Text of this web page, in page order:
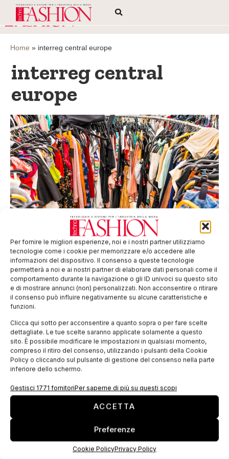
Per fornire le migliori esperienze, noi e i nostri partner utilizziamo
tecnologie come i cookie per memorizzare e/o accedere alle
informazioni del dispositivo. Il consenso a queste tecnologie
permetterà a noi e ai nostri partner di elaborare dati personali come il
comportamento durante la navigazione o gli ID univoci su questo sito
e di mostrare annunci (non) personalizzati. Non acconsentire o ritirare
il consenso può influire negativamente su alcune caratteristiche e
funzioni.
Clicca qui sotto per acconsentire a quanto sopra o per fare scelte
dettagliate. Le tue scelte saranno applicate solamente a questo
sito. È possibile modificare le impostazioni in qualsiasi momento,
compreso il ritiro del consenso, utilizzando i pulsanti della Cookie
Policy o cliccando sul pulsante di gestione del consenso nella parte
inferiore dello schermo.
Gestisci 1771 fornitoriPer saperne di più su questi scopi
ACCETTA
Preferenze
Cookie PolicyPrivacy Policy
Home » interreg central europe
interreg central
europe
Progetti di cooperazione per un Tessile
sostenibile e circolare
Tra le principali sfide di oggi c’è la riduzione dell’impatto
ambientale dei processi manifatturieri e il Tessile è tra i settori
più coinvolti nelle iniziative di riconfigurazione dei prodotti e
EDICOLA WEB